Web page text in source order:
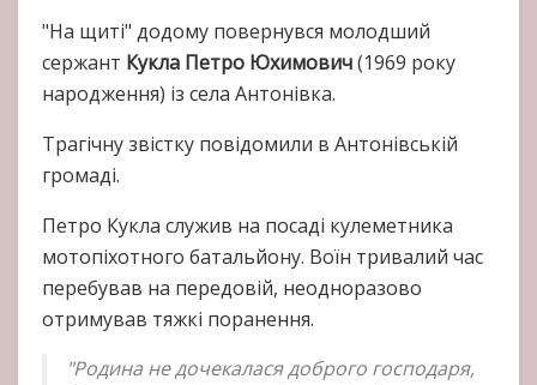
"На щиті" додому повернувся молодший
сержант Кукла Петро Юхимович(1969 року
народження) із села Антонівка.
Трагічну звістку повідомили в Антонівській
громаді.
Петро Кукла служив на посаді кулеметника
мотопіхотного батальйону. Воїн тривалий час
перебував на передовій, неодноразово
отримував тяжкі поранення.
"Родина не дочекалася доброго господаря,